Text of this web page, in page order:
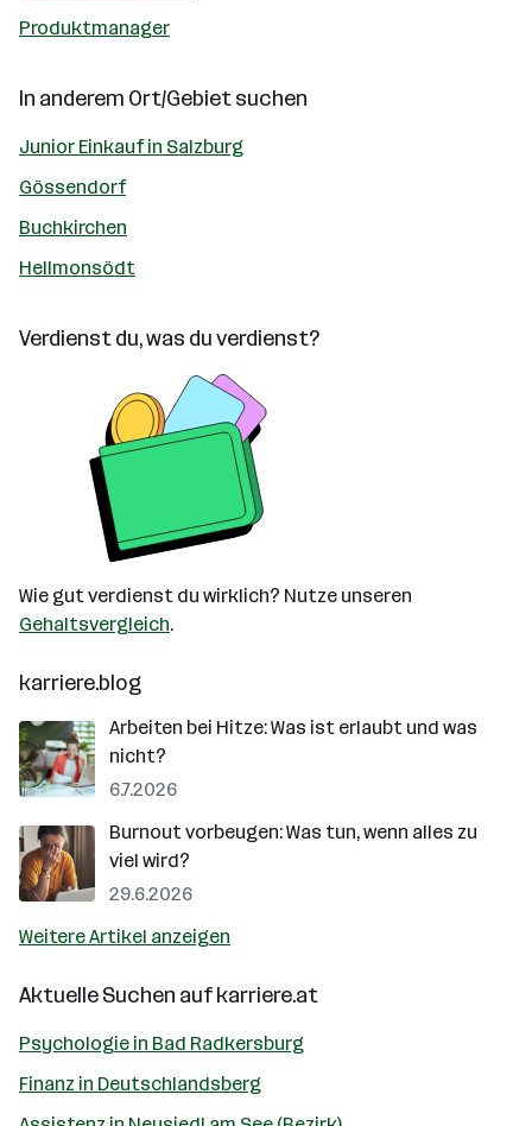
Produktmanager
In anderem Ort/Gebiet suchen
Junior Einkauf in Salzburg
Gössendorf
Buchkirchen
Hellmonsödt
Verdienst du, was du verdienst?
Wie gut verdienst du wirklich? Nutze unseren
Gehaltsvergleich.
karriere.blog
Arbeiten bei Hitze: Was ist erlaubt und was
nicht?
6.7.2026
Burnout vorbeugen: Was tun, wenn alles zu
viel wird?
29.6.2026
Weitere Artikel anzeigen
Aktuelle Suchen aufkarriere.at
Psychologie in Bad Radkersburg
Finanz in Deutschlandsberg